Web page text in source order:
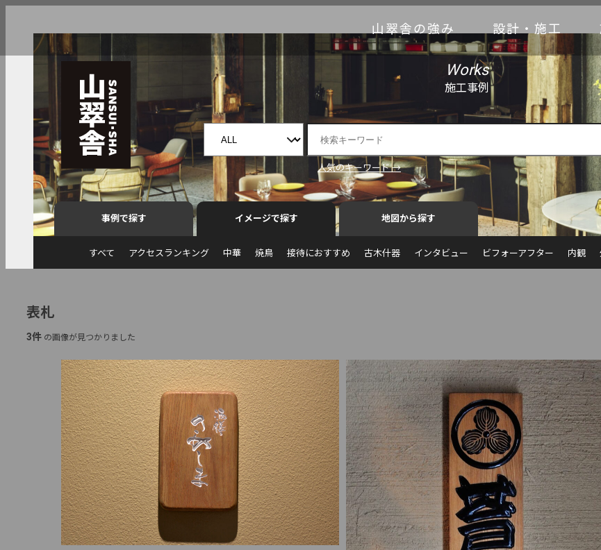
山翠舎の強み 設計・施工
Works
施工事例
人気のキーワード →
事例で探す イメージで探す 地図から探す
すべて アクセスランキング 中華 焼鳥 接待におすすめ 古木什器 インタビュー ビフォーアフター 内観
表札
3件 の画像が見つかりました